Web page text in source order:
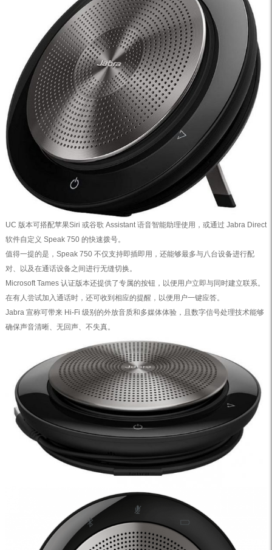
UC 版本可搭配苹果Siri 或谷歌 Assistant 语音智能助理使用，或通过 Jabra Direct
软件自定义 Speak 750 的快速拨号。
值得一提的是，Speak 750 不仅支持即插即用，还能够最多与八台设备进行配
对、以及在通话设备之间进行无缝切换。
Microsoft Tames 认证版本还提供了专属的按钮，以便用户立即与同时建立联系。
在有人尝试加入通话时，还可收到相应的提醒，以便用户一键应答。
Jabra 宣称可带来 Hi-Fi 级别的外放音质和多媒体体验，且数字信号处理技术能够
确保声音清晰、无回声、不失真。